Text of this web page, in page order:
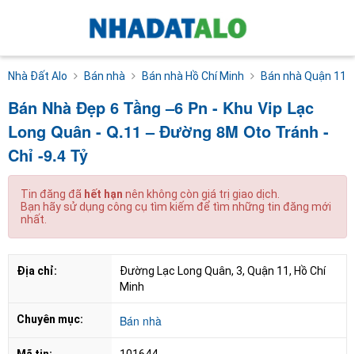
Nhà Đất Alo Bán nhà Bán nhà Hồ Chí Minh Bán nhà Quận 11
Bán Nhà Đẹp 6 Tầng –6 Pn - Khu Vip Lạc
Long Quân - Q.11 – Đường 8M Oto Tránh -
Chỉ -9.4 Tỷ
Tin đăng đã hết hạn nên không còn giá trị giao dịch.
Bạn hãy sử dụng công cụ tìm kiếm để tìm những tin đăng mới
nhất.
Địa chỉ:
Đường Lạc Long Quân, 3, Quận 11, Hồ Chí
Minh
Chuyên mục: Bán nhà